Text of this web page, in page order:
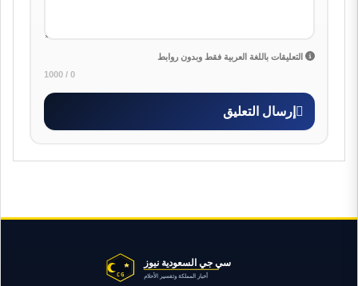
التعليقات باللغة العربية فقط وبدون روابط
0 / 1000
إرسال التعليق